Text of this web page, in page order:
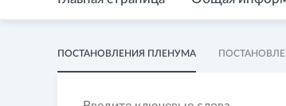
ПОСТАНОВЛЕНИЯ ПЛЕНУМА